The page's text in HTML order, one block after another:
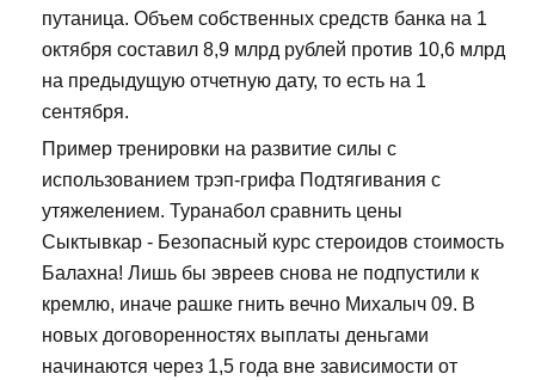
путаница. Объем собственных средств банка на 1
октября составил 8,9 млрд рублей против 10,6 млрд
на предыдущую отчетную дату, то есть на 1
сентября.
Пример тренировки на развитие силы с
использованием трэп-грифа Подтягивания с
утяжелением. Туранабол сравнить цены
Сыктывкар - Безопасный курс стероидов стоимость
Балахна! Лишь бы эвреев снова не подпустили к
кремлю, иначе рашке гнить вечно Михалыч 09. В
новых договоренностях выплаты деньгами
начинаются через 1,5 года вне зависимости от